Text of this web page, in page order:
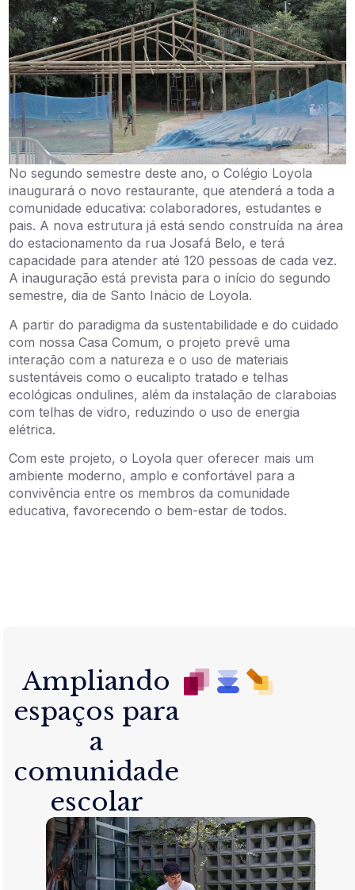
No segundo semestre deste ano, o Colégio Loyola
inaugurará o novo restaurante, que atenderá a toda a
comunidade educativa: colaboradores, estudantes e
pais. A nova estrutura já está sendo construída na área
do estacionamento da rua Josafá Belo, e terá
capacidade para atender até 120 pessoas de cada vez.
A inauguração está prevista para o início do segundo
semestre, dia de Santo Inácio de Loyola.
A partir do paradigma da sustentabilidade e do cuidado
com nossa Casa Comum, o projeto prevê uma
interação com a natureza e o uso de materiais
sustentáveis como o eucalipto tratado e telhas
ecológicas ondulines, além da instalação de claraboias
com telhas de vidro, reduzindo o uso de energia
elétrica.
Com este projeto, o Loyola quer oferecer mais um
ambiente moderno, amplo e confortável para a
convivência entre os membros da comunidade
educativa, favorecendo o bem-estar de todos.
Ampliando
espaços para
a
comunidade
escolar